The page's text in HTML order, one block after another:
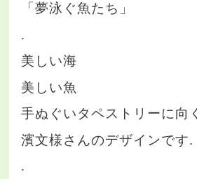
「夢泳ぐ魚たち」
.
美しい海
美しい魚
手ぬぐいタペストリーに向
濱文様さんのデザインです.
.